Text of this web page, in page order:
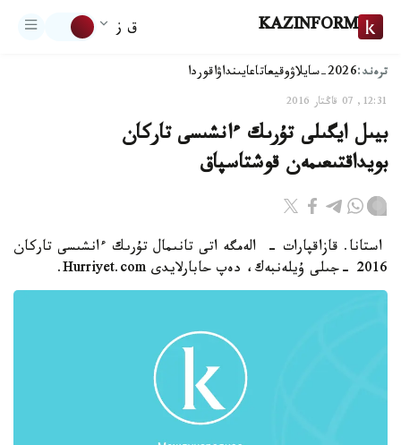
KAZINFORM ق ز
ترەند:2026-سايلاۋ وقيعاتاعايىنداۋاقوردا
12:31, 07 قاڭتار 2016
بيىل ايگىلى تۇرىك ءانشىسى تاركان
بويداقتىعىمەن قوشتاسپاق
استانا. قازاقپارات - الەمگە اتى تانىمال تۇرىك ءانشىسى تاركان
2016 -جىلى ۇيلەنبەك، دەپ حابارلايدى Hurriyet.com.